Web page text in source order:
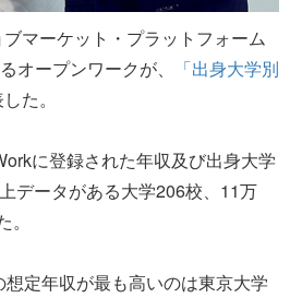
マーケット・プラットフォーム
オープンワークが、
「出身大学別
た。
に登録された年収及び出身大学
データがある大学206校、11万
定年収が最も高いのは東京大学